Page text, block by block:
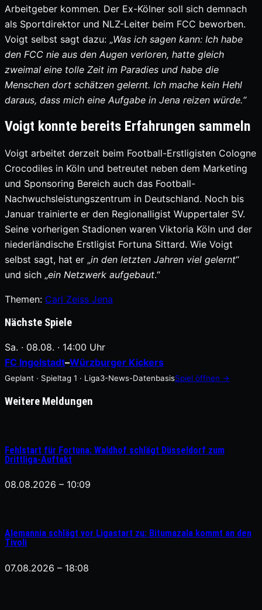
Arbeitgeber kommen. Der Ex-Kölner soll sich demnach
als Sportdirektor und NLZ-Leiter beim FCC beworben.
Voigt selbst sagt dazu: „Was ich sagen kann: Ich habe
den FCC nie aus den Augen verloren, hatte gleich
zweimal eine tolle Zeit im Paradies und habe die
Menschen dort schätzen gelernt. Ich mache kein Hehl
daraus, dass mich eine Aufgabe in Jena reizen würde.“
Voigt konnte bereits Erfahrungen sammeln
Voigt arbeitet derzeit beim Football-Erstligisten Cologne
Crocodiles in Köln und betreutet neben dem Marketing
und Sponsoring Bereich auch das Football-
Nachwuchsleistungszentrum in Deutschland. Noch bis
Januar trainierte er den Regionalligist Wuppertaler SV.
Seine vorherigen Stadionen waren Viktoria Köln und der
niederländische Erstligist Fortuna Sittard. Wie Voigt
selbst sagt, hat er „in den letzten Jahren viel gelernt“
und sich „ein Netzwerk aufgebaut.“
Themen: Carl Zeiss Jena
Nächste Spiele
Sa. · 08.08. · 14:00 Uhr
FC Ingolstadt–Würzburger Kickers
Geplant · Spieltag 1 · Liga3-News-DatenbasisSpiel öffnen →
Weitere Meldungen
Fehlstart für Fortuna: Waldhof schlägt Düsseldorf zum
Drittliga-Auftakt
08.08.2026 – 10:09
Alemannia schlägt vor Ligastart zu: Bitumazala kommt an den
Tivoli
07.08.2026 – 18:08